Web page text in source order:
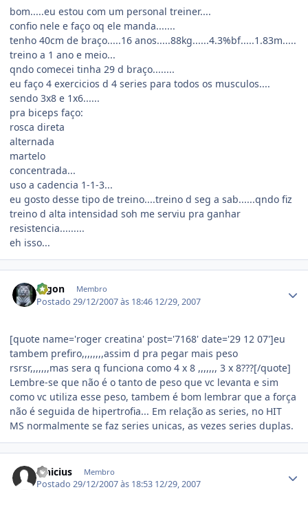
bom.....eu estou com um personal treiner....
confio nele e faço oq ele manda.......
tenho 40cm de braço.....16 anos.....88kg......4.3%bf.....1.83m.....
treino a 1 ano e meio...
qndo comecei tinha 29 d braço........
eu faço 4 exercicios d 4 series para todos os musculos....
sendo 3x8 e 1x6......
pra biceps faço:
rosca direta
alternada
martelo
concentrada...
uso a cadencia 1-1-3...
eu gosto desse tipo de treino....treino d seg a sab......qndo fiz
treino d alta intensidad soh me serviu pra ganhar
resistencia.........
eh isso...
Digon Membro
Postado29/12/2007 às 18:46 12/29, 2007
[quote name='roger creatina' post='7168' date='29 12 07']eu
tambem prefiro,,,,,,,,assim d pra pegar mais peso
rsrsr,,,,,,,mas sera q funciona como 4 x 8 ,,,,,,, 3 x 8???[/quote]
Lembre-se que não é o tanto de peso que vc levanta e sim
como vc utiliza esse peso, tambem é bom lembrar que a força
não é seguida de hipertrofia... Em relação as series, no HIT
MS normalmente se faz series unicas, as vezes series duplas.
vinicius Membro
Postado29/12/2007 às 18:53 12/29, 2007